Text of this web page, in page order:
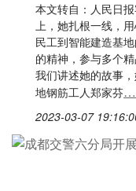
本文转自：人民日
上，她扎根一线，
民工到智能建造基
的精神，参与多个
我们讲述她的故事
地钢筋工人郑家芬
2023-03-07